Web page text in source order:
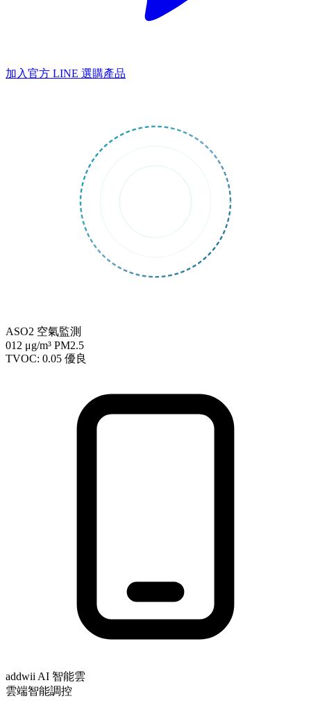
加入官方 LINE 選購產品
ASO2 空氣監測
012 μg/m³ PM2.5
TVOC: 0.05 優良
addwii AI 智能雲
雲端智能調控